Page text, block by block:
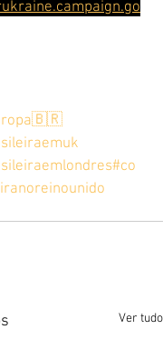
#co
Ver tudo